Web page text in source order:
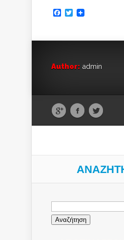
Facebook
Twitter
Author: admin
Αναζήτηση